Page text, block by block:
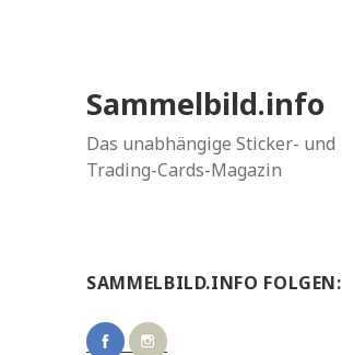
Sammelbild.info
Das unabhängige Sticker- und
Trading-Cards-Magazin
SAMMELBILD.INFO FOLGEN: